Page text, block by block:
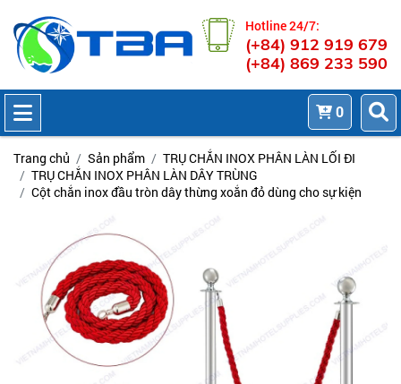
Hotline 24/7:
(+84) 912 919 679
(+84) 869 233 590
0
Trang chủ Sản phẩm
TRỤ CHẮN INOX PHÂN LÀN LỐI ĐI
TRỤ CHẮN INOX PHÂN LÀN DÂY TRÙNG
Cột chắn inox đầu tròn dây thừng xoắn đỏ dùng cho sự kiện